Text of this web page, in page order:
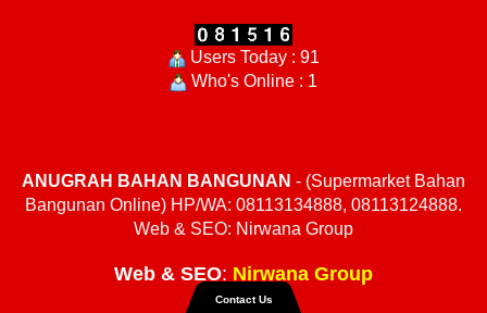
Users Today : 91
Who's Online : 1
ANUGRAH BAHAN BANGUNAN - (Supermarket Bahan
Bangunan Online) HP/WA: 08113134888, 08113124888.
Web & SEO: Nirwana Group
Web & SEO: Nirwana Group
Contact Us